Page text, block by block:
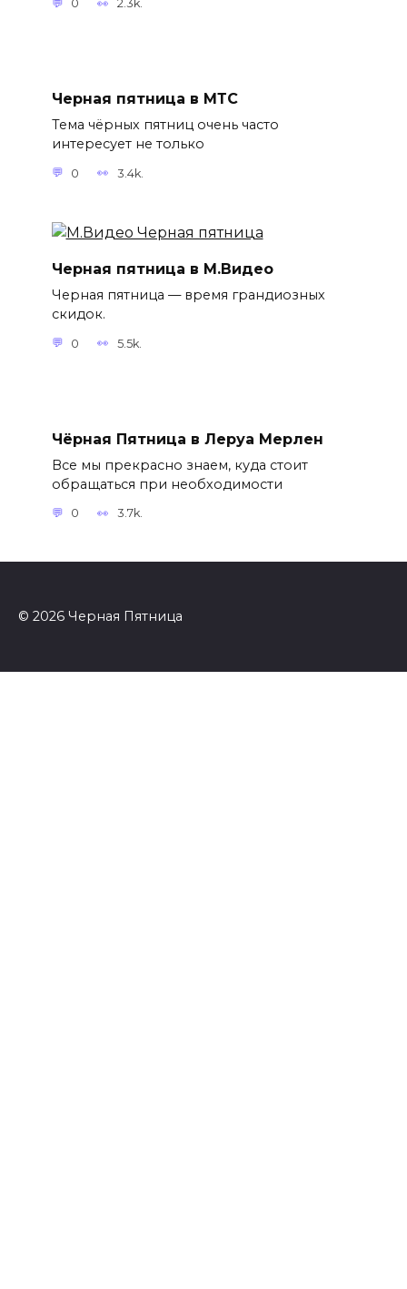
0 2.3k.
Черная пятница в МТС
Тема чёрных пятниц очень часто
интересует не только
0 3.4k.
Черная пятница в М.Видео
Черная пятница — время грандиозных
скидок.
0 5.5k.
Чёрная Пятница в Леруа Мерлен
Все мы прекрасно знаем, куда стоит
обращаться при необходимости
0 3.7k.
© 2026 Черная Пятница